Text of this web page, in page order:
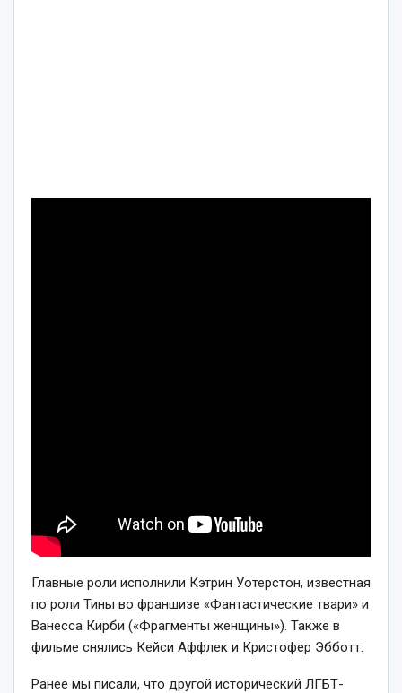
Главные роли исполнили Кэтрин Уотерстон, известная
по роли Тины во франшизе «Фантастические твари» и
Ванесса Кирби («Фрагменты женщины»). Также в
фильме снялись Кейси Аффлек и Кристофер Эбботт.
Ранее мы писали, что другой исторический ЛГБТ-